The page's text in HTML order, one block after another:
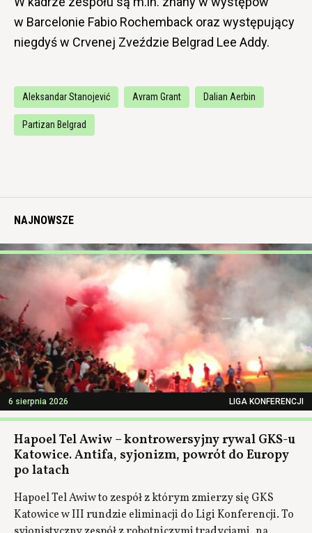
w Barcelonie Fabio Rochemback oraz występujący
niegdyś w Crvenej Zveździe Belgrad Lee Addy.
Aleksandar Stanojević Avram Grant Dalian Aerbin
Partizan Belgrad
NAJNOWSZE
6 sierpnia 2026 LIGA KONFERENCJI
Hapoel Tel Awiw – kontrowersyjny rywal GKS-u
Katowice. Antifa, syjonizm, powrót do Europy
po latach
Hapoel Tel Awiw to zespół z którym zmierzy się GKS
Katowice w III rundzie eliminacji do Ligi Konferencji. To